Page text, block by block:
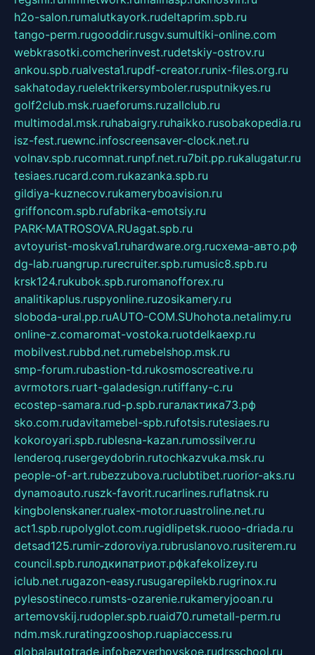
h2o-salon.rumalutkayork.rudeltaprim.spb.ru
tango-perm.rugooddir.rusgv.sumultiki-online.com
webkrasotki.comcherinvest.rudetskiy-ostrov.ru
ankou.spb.rualvesta1.rupdf-creator.runix-files.org.ru
sakhatoday.ruelektrikersymboler.rusputnikyes.ru
golf2club.msk.ruaeforums.ruzallclub.ru
multimodal.msk.ruhabaigry.ruhaikko.rusobakopedia.ru
isz-fest.ruewnc.infoscreensaver-clock.net.ru
volnav.spb.rucomnat.runpf.net.ru7bit.pp.rukalugatur.ru
tesiaes.rucard.com.rukazanka.spb.ru
gildiya-kuznecov.rukameryboavision.ru
griffoncom.spb.rufabrika-emotsiy.ru
PARK-MATROSOVA.RUagat.spb.ru
avtoyurist-moskva1.ruhardware.org.ruсхема-авто.рф
dg-lab.ruangrup.rurecruiter.spb.rumusic8.spb.ru
krsk124.rukubok.spb.ruromanofforex.ru
analitikaplus.ruspyonline.ruzosikamery.ru
sloboda-ural.pp.ruAUTO-COM.SUhohota.netalimy.ru
online-z.comaromat-vostoka.ruotdelkaexp.ru
mobilvest.rubbd.net.rumebelshop.msk.ru
smp-forum.rubastion-td.rukosmoscreative.ru
avrmotors.ruart-galadesign.rutiffany-c.ru
ecostep-samara.rud-p.spb.ruгалактика73.рф
sko.com.rudavitamebel-spb.rufotsis.rutesiaes.ru
kokoroyari.spb.rublesna-kazan.rumossilver.ru
lenderoq.rusergeydobrin.rutochkazvuka.msk.ru
people-of-art.rubezzubova.ruclubtibet.ruorior-aks.ru
dynamoauto.ruszk-favorit.rucarlines.ruflatnsk.ru
kingbolenskaner.rualex-motor.ruastroline.net.ru
act1.spb.rupolyglot.com.rugidlipetsk.ruooo-driada.ru
detsad125.rumir-zdoroviya.rubruslanovo.rusiterem.ru
council.spb.ruлодкипатриот.рфkafekolizey.ru
iclub.net.rugazon-easy.rusugarepilekb.rugrinox.ru
pylesostineco.rumsts-ozarenie.rukameryjooan.ru
artemovskij.rudopler.spb.ruaid70.rumetall-perm.ru
ndm.msk.ruratingzooshop.ruapiaccess.ru
globalautotrade.infobezverhovskoe.rudrsschool.ru